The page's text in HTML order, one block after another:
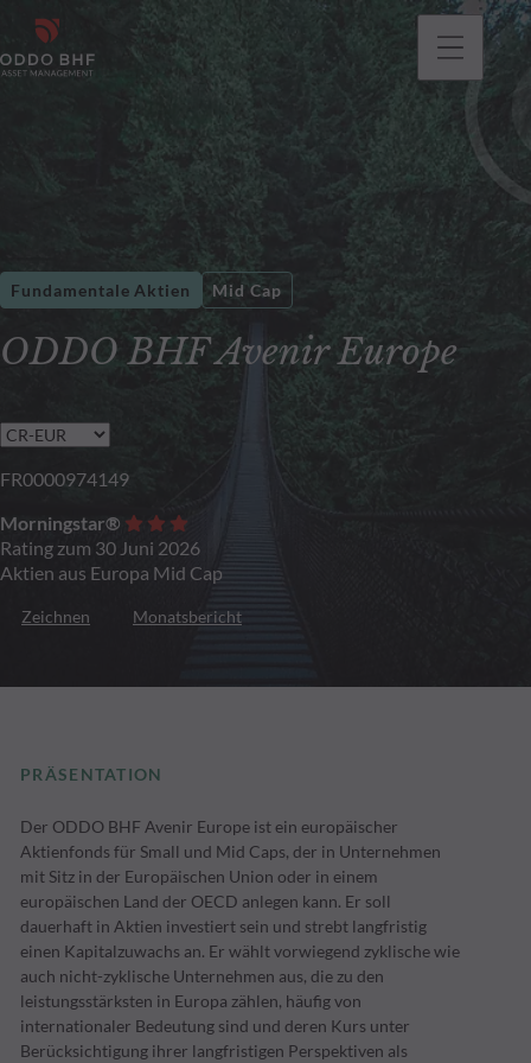
ODDO BHF Avenir Europe
Fundamentale Aktien Mid Cap
FR0000974149
Morningstar®
Rating zum 30 Juni 2026
Aktien aus Europa Mid Cap
Zeichnen Monatsbericht
PRÄSENTATION
Der ODDO BHF Avenir Europe ist ein europäischer
Aktienfonds für Small und Mid Caps, der in Unternehmen
mit Sitz in der Europäischen Union oder in einem
europäischen Land der OECD anlegen kann. Er soll
dauerhaft in Aktien investiert sein und strebt langfristig
einen Kapitalzuwachs an. Er wählt vorwiegend zyklische wie
auch nicht-zyklische Unternehmen aus, die zu den
leistungsstärksten in Europa zählen, häufig von
internationaler Bedeutung sind und deren Kurs unter
Berücksichtigung ihrer langfristigen Perspektiven als